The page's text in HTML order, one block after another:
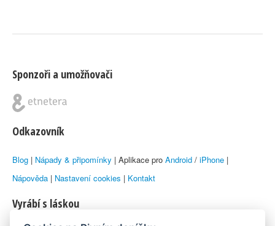
Sponzoři a umožňovači
Odkazovník
Blog | Nápady & připomínky | Aplikace pro Android / iPhone |
Nápověda | Nastavení cookies | Kontakt
Vyrábí s láskou